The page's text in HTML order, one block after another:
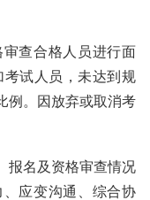
查合格人员进行面
试人员，未达到规
例。因放弃或取消考
报名及资格审查情况
应变沟通、综合协